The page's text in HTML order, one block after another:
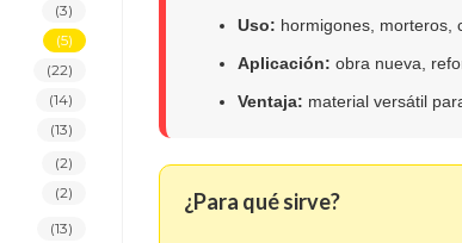
Uso: hormigones, morteros,
Aplicación: obra nueva,
Ventaja: material versátil
¿Para qué sirve?
(3)
(5)
(22)
(14)
(13)
(2)
(2)
(13)